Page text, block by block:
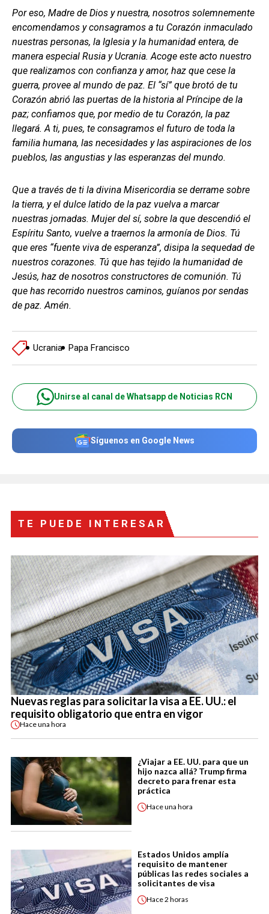
Por eso, Madre de Dios y nuestra, nosotros solemnemente
encomendamos y consagramos a tu Corazón inmaculado
nuestras personas, la Iglesia y la humanidad entera, de
manera especial Rusia y Ucrania. Acoge este acto nuestro
que realizamos con confianza y amor, haz que cese la
guerra, provee al mundo de paz. El “sí” que brotó de tu
Corazón abrió las puertas de la historia al Príncipe de la
paz; confiamos que, por medio de tu Corazón, la paz
llegará. A ti, pues, te consagramos el futuro de toda la
familia humana, las necesidades y las aspiraciones de los
pueblos, las angustias y las esperanzas del mundo.
Que a través de ti la divina Misericordia se derrame sobre
la tierra, y el dulce latido de la paz vuelva a marcar
nuestras jornadas. Mujer del sí, sobre la que descendió el
Espíritu Santo, vuelve a traernos la armonía de Dios. Tú
que eres “fuente viva de esperanza”, disipa la sequedad de
nuestros corazones. Tú que has tejido la humanidad de
Jesús, haz de nosotros constructores de comunión. Tú
que has recorrido nuestros caminos, guíanos por sendas
de paz. Amén.
Ucrania Papa Francisco
Unirse al canal de Whatsapp de Noticias RCN
Síguenos en Google News
TE PUEDE INTERESAR
Nuevas reglas para solicitar la visa a EE. UU.: el
requisito obligatorio que entra en vigor
Haceuna hora
¿Viajar a EE. UU. para que un
hijo nazca allá? Trump firma
decreto para frenar esta
práctica
Haceuna hora
Estados Unidos amplía
requisito de mantener
públicas las redes sociales a
solicitantes de visa
Hace2 horas